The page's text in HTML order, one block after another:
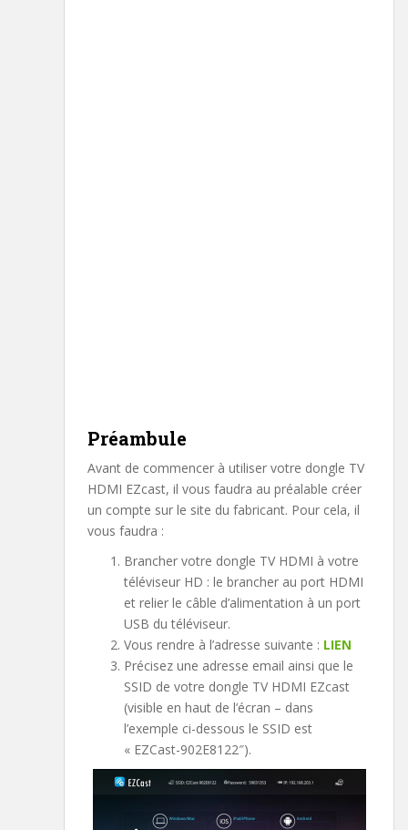
Préambule
Avant de commencer à utiliser votre dongle TV
HDMI EZcast, il vous faudra au préalable créer
un compte sur le site du fabricant. Pour cela, il
vous faudra :
Brancher votre dongle TV HDMI à votre
téléviseur HD : le brancher au port HDMI
et relier le câble d’alimentation à un port
USB du téléviseur.
Vous rendre à l’adresse suivante : LIEN
Précisez une adresse email ainsi que le
SSID de votre dongle TV HDMI EZcast
(visible en haut de l’écran – dans
l’exemple ci-dessous le SSID est
« EZCast-902E8122″).